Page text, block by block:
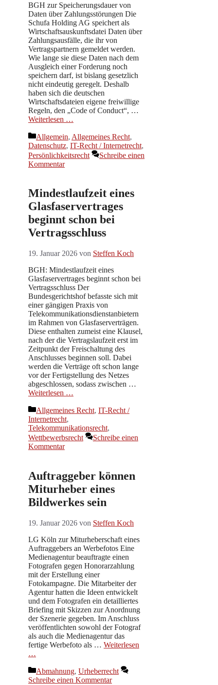
BGH zur Speicherungsdauer von
Daten über Zahlungsstörungen Die
Schufa Holding AG speichert als
Wirtschaftsauskunftsdatei Daten über
Zahlungsausfälle, die ihr von
Vertragspartnern gemeldet werden.
Wie lange sie diese Daten nach dem
Ausgleich einer Forderung noch
speichern darf, ist bislang gesetzlich
nicht eindeutig geregelt. Deshalb
haben sich die deutschen
Wirtschaftsdateien eigene freiwillige
Regeln, den „Code of Conduct“, …
Weiterlesen …
Kategorien
Allgemein, Allgemeines Recht,
Datenschutz, IT-Recht / Internetrecht,
Persönlichkeitsrecht
Schreibe einen
Kommentar
Mindestlaufzeit eines
Glasfaservertrages
beginnt schon bei
Vertragsschluss
19. Januar 2026 von Steffen Koch
BGH: Mindestlaufzeit eines
Glasfaservertrages beginnt schon bei
Vertragsschluss Der
Bundesgerichtshof befasste sich mit
einer gängigen Praxis von
Telekommunikationsdienstanbietern
im Rahmen von Glasfaserverträgen.
Diese enthalten zumeist eine Klausel,
nach der die Vertragslaufzeit erst im
Zeitpunkt der Freischaltung des
Anschlusses beginnen soll. Dabei
werden die Verträge oft schon lange
vor der Fertigstellung des Netzes
abgeschlossen, sodass zwischen …
Weiterlesen …
Kategorien
Allgemeines Recht, IT-Recht /
Internetrecht,
Telekommunikationsrecht,
Wettbewerbsrecht
Schreibe einen
Kommentar
Auftraggeber können
Miturheber eines
Bildwerkes sein
19. Januar 2026 von Steffen Koch
LG Köln zur Miturheberschaft eines
Auftraggebers an Werbefotos Eine
Medienagentur beauftragte einen
Fotografen gegen Honorarzahlung
mit der Erstellung einer
Fotokampagne. Die Mitarbeiter der
Agentur hatten die Ideen entwickelt
und dem Fotografen ein detailliertes
Briefing mit Skizzen zur Anordnung
der Szenerie gegeben. Im Anschluss
veröffentlichten sowohl der Fotograf
als auch die Medienagentur das
fertige Werbefoto als … Weiterlesen
…
Kategorien
Abmahnung, Urheberrecht
Schreibe einen Kommentar